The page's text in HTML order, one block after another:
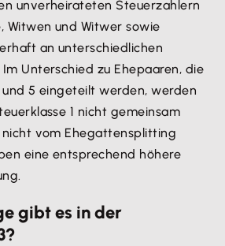
unverheirateten Steuerzahlern
Witwen und Witwer sowie
an unterschiedlichen
Unterschied zu Ehepaaren, die
und 5 eingeteilt werden, werden
1 nicht gemeinsam
vom Ehegattensplitting
eine entsprechend höhere
gibt es in der